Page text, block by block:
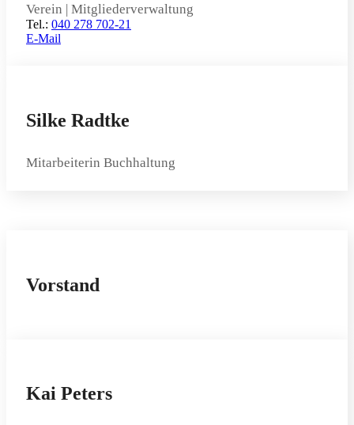
Verein | Mitgliederverwaltung
Tel.: 040 278 702-21
E-Mail
Silke Radtke
Mitarbeiterin Buchhaltung
Vorstand
Kai Peters